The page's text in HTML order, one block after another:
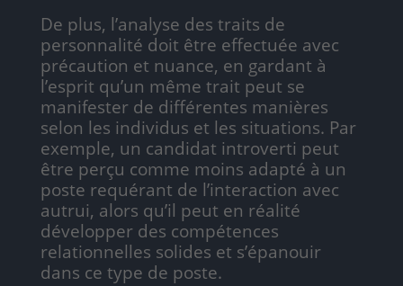
De plus, l’analyse des traits de
personnalité doit être effectuée avec
précaution et nuance, en gardant à
l’esprit qu’un même trait peut se
manifester de différentes manières
selon les individus et les situations. Par
exemple, un candidat introverti peut
être perçu comme moins adapté à un
poste requérant de l’interaction avec
autrui, alors qu’il peut en réalité
développer des compétences
relationnelles solides et s’épanouir
dans ce type de poste.